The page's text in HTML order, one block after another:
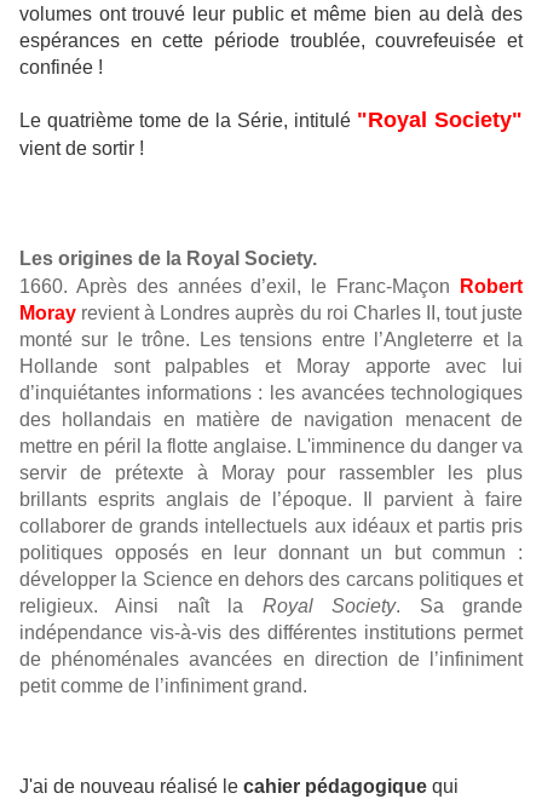
volumes ont trouvé leur public et même bien au delà des
espérances en cette période troublée, couvrefeuisée et
confinée !
Le quatrième tome de la Série, intitulé "Royal Society"
vient de sortir !
Les origines de la Royal Society.
1660. Après des années d’exil, le Franc-Maçon
Robert
Moray revient à Londres auprès du roi Charles II, tout juste
monté sur le trône. Les tensions entre l’Angleterre et la
Hollande sont palpables et Moray apporte avec lui
d’inquiétantes informations : les avancées technologiques
des hollandais en matière de navigation menacent de
mettre en péril la flotte anglaise. L'imminence du danger va
servir de prétexte à Moray pour rassembler les plus
brillants esprits anglais de l’époque. Il parvient à faire
collaborer de grands intellectuels aux idéaux et partis pris
politiques opposés en leur donnant un but commun :
développer la Science en dehors des carcans politiques et
religieux. Ainsi naît la Royal Society. Sa grande
indépendance vis-à-vis des différentes institutions permet
de phénoménales avancées en direction de l’infiniment
petit comme de l’infiniment grand.
J'ai de nouveau réalisé le cahier pédagogique qui